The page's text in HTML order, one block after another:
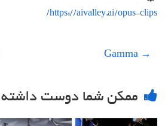
https://aivalley.ai/opus-clips/
→
Gamma
ممکن شما دوست داشته